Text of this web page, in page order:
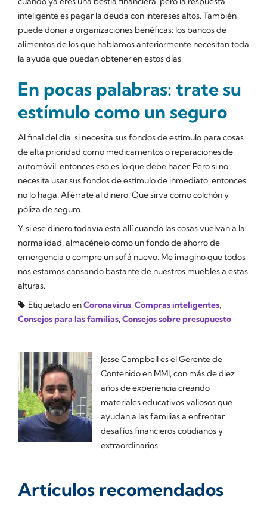
inteligente es pagar la deuda con intereses altos. También
puede donar a organizaciones benéficas: los bancos de
alimentos de los que hablamos anteriormente necesitan toda
la ayuda que puedan obtener en estos días.
En pocas palabras: trate su
estímulo como un seguro
Al final del día, si necesita sus fondos de estímulo para cosas
de alta prioridad como medicamentos o reparaciones de
automóvil, entonces eso es lo que debe hacer. Pero si no
necesita usar sus fondos de estímulo de inmediato, entonces
no lo haga. Aférrate al dinero. Que sirva como colchón y
póliza de seguro.
Y si ese dinero todavía está allí cuando las cosas vuelvan a la
normalidad, almacénelo como un fondo de ahorro de
emergencia o compre un sofá nuevo. Me imagino que todos
nos estamos cansando bastante de nuestros muebles a estas
alturas.
Etiquetado enCoronavirus,Compras inteligentes,
Consejos para las familias,Consejos sobre presupuesto
Jesse Campbell es el Gerente de
Contenido en MMI, con más de diez
años de experiencia creando
materiales educativos valiosos que
ayudan a las familias a enfrentar
desafíos financieros cotidianos y
extraordinarios.
Artículos recomendados